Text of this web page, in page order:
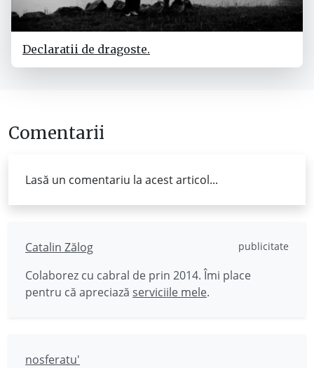
Declaratii de dragoste.
Comentarii
Lasă un comentariu la acest articol...
Catalin Zălog publicitate
Colaborez cu cabral de prin 2014. Îmi place
pentru că apreciază serviciile mele.
nosferatu'